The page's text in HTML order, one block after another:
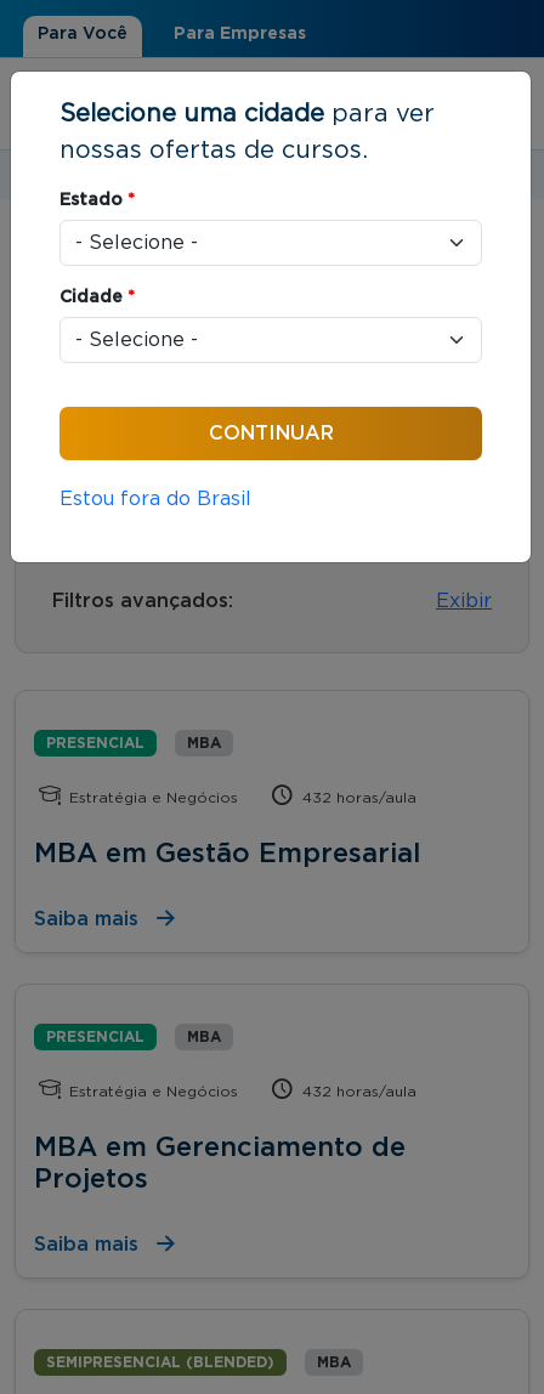
Para Você Para Empresas
Você está aqui
Resultados de busca
Foram encontrados: 311 cursos
Filtros avançados: Exibir
PRESENCIAL MBA
Estratégia e Negócios 432 horas/aula
MBA em Gestão Empresarial
Saiba mais
PRESENCIAL MBA
Estratégia e Negócios 432 horas/aula
MBA em Gerenciamento de
Projetos
Saiba mais
SEMIPRESENCIAL (BLENDED) MBA
Selecione uma cidade para ver
nossas ofertas de cursos.
Estado *
Cidade *
Estou fora do Brasil